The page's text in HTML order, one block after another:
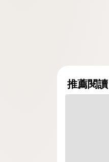
推薦閱讀